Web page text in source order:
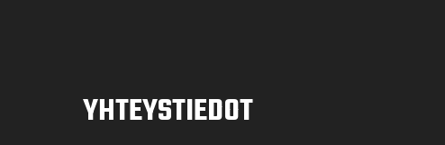
YHTEYSTIEDOT